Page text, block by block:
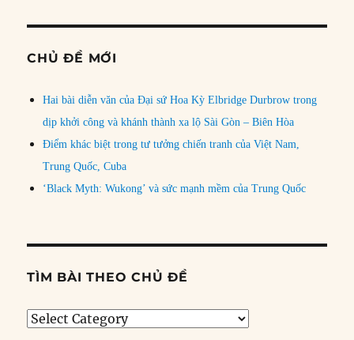
CHỦ ĐỀ MỚI
Hai bài diễn văn của Đại sứ Hoa Kỳ Elbridge Durbrow trong
dịp khởi công và khánh thành xa lộ Sài Gòn – Biên Hòa
Điểm khác biệt trong tư tưởng chiến tranh của Việt Nam,
Trung Quốc, Cuba
‘Black Myth: Wukong’ và sức mạnh mềm của Trung Quốc
TÌM BÀI THEO CHỦ ĐỀ
Tìm